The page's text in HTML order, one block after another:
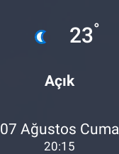
23°
Açık
07 Ağustos Cuma
20:15